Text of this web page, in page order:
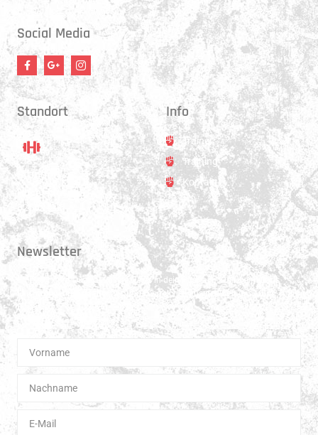
Social Media
Standort
Standort
Hauptstrasse 31
3250 Lyss
Info
Trainer
Training
Kontakt
Newsletter
Erhalte 1x pro Quartal unsere News in dein Postfach. Darüber hinaus
teilen wir gerne Spannendes und Lehrreiches aus der Welt des Muay Thai
Boxen.